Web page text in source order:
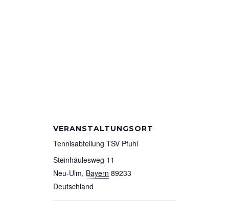
VERANSTALTUNGSORT
Tennisabteilung TSV Pfuhl
Steinhäulesweg 11
Neu-Ulm, Bayern 89233
Deutschland